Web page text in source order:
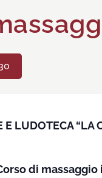
LUDOTECA “LA
di